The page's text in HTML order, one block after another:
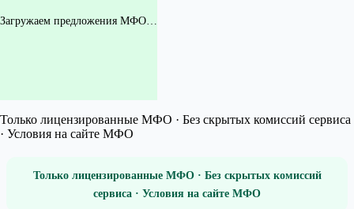
Загружаем предложения МФО…
Только лицензированные МФО · Без скрытых комиссий сервиса
· Условия на сайте МФО
Только лицензированные МФО · Без скрытых комиссий
сервиса · Условия на сайте МФО